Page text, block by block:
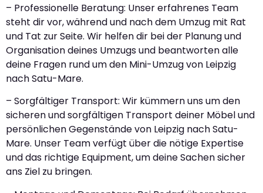
– Professionelle Beratung: Unser erfahrenes Team
steht dir vor, während und nach dem Umzug mit Rat
und Tat zur Seite. Wir helfen dir bei der Planung und
Organisation deines Umzugs und beantworten alle
deine Fragen rund um den Mini-Umzug von Leipzig
nach Satu-Mare.
– Sorgfältiger Transport: Wir kümmern uns um den
sicheren und sorgfältigen Transport deiner Möbel und
persönlichen Gegenstände von Leipzig nach Satu-
Mare. Unser Team verfügt über die nötige Expertise
und das richtige Equipment, um deine Sachen sicher
ans Ziel zu bringen.